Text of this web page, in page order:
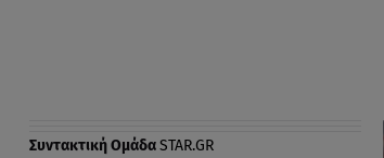
Συντακτική ΟμάδαSTAR.GR